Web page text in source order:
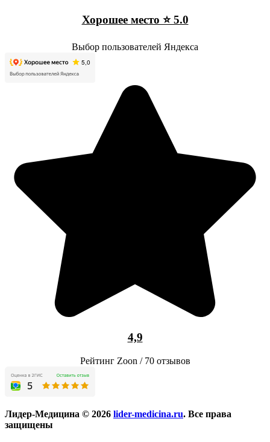
Хорошее место ⭐ 5.0
Выбор пользователей Яндекса
4,9
Рейтинг Zoon / 70 отзывов
Лидер-Медицина © 2026 lider-medicina.ru. Все права
защищены